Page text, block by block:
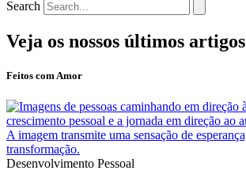
Search
Veja os nossos últimos artigos
Feitos com Amor
Desenvolvimento Pessoal